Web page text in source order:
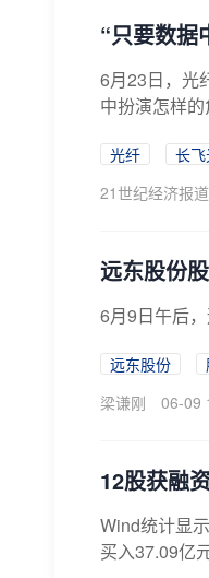
“只要数据
6月23日，光
中扮演怎样
光纤 长
21世纪经济报道
远东股份
6月9日午后
远东股份
梁谦刚
06-09
12股获融
Wind统计显
买入37.09亿